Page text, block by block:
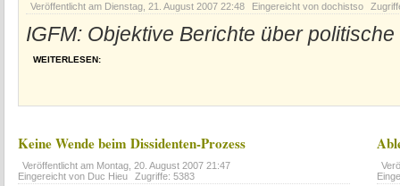
Veröffentlicht am Dienstag, 21. August 2007 22:48 Eingereicht von dochistso
IGFM: Objektive Berichte über
WEITERLESEN:
Keine Wende beim Dissidenten-Prozess
Veröffentlicht am Montag, 20. August 2007 21:47
Eingereicht von Duc Hieu
Zugriffe: 5383